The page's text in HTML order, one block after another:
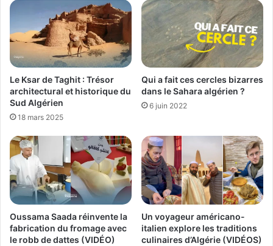
Le Ksar de Taghit : Trésor
architectural et historique du
Sud Algérien
18 mars 2025
Qui a fait ces cercles bizarres
dans le Sahara algérien ?
6 juin 2022
Oussama Saada réinvente la
fabrication du fromage avec
le robb de dattes (VIDÉO)
Un voyageur américano-
italien explore les traditions
culinaires d’Algérie (VIDÉOS)